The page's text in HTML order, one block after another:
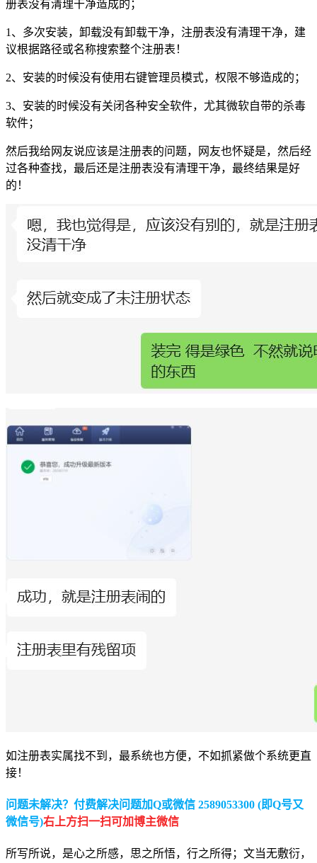
册表没有清理干净造成的；
1、多次安装，卸载没有卸载干净，注册表没有清理干净，建
议根据路径或名称搜索整个注册表！
2、安装的时候没有使用右键管理员模式，权限不够造成的；
3、安装的时候没有关闭各种安全软件，尤其微软自带的杀毒
软件；
然后我给网友说应该是注册表的问题，网友也怀疑是，然后经
过各种查找，最后还是注册表没有清理干净，最终结果是好
的！
如注册表实属找不到，最系统也方便，不如抓紧做个系统更直
接！
问题未解决？付费解决问题加Q或微信 2589053300 (即Q号又
微信号)右上方扫一扫可加博主微信
所写所说，是心之所感，思之所悟，行之所得；文当无敷衍，